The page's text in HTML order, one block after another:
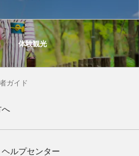
体験観光
ガイド
ルプセンター